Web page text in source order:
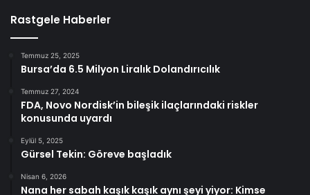
Rastgele Haberler
Temmuz 25, 2025
Bursa’da 6.5 Milyon Liralık Dolandırıcılık
Temmuz 27, 2024
FDA, Novo Nordisk’in bileşik ilaçlarındaki riskler
konusunda uyardı
Eylül 5, 2025
Gürsel Tekin: Göreve başladık
Nisan 6, 2026
Nana her sabah kaşık kaşık aynı şeyi yiyor: Kimse